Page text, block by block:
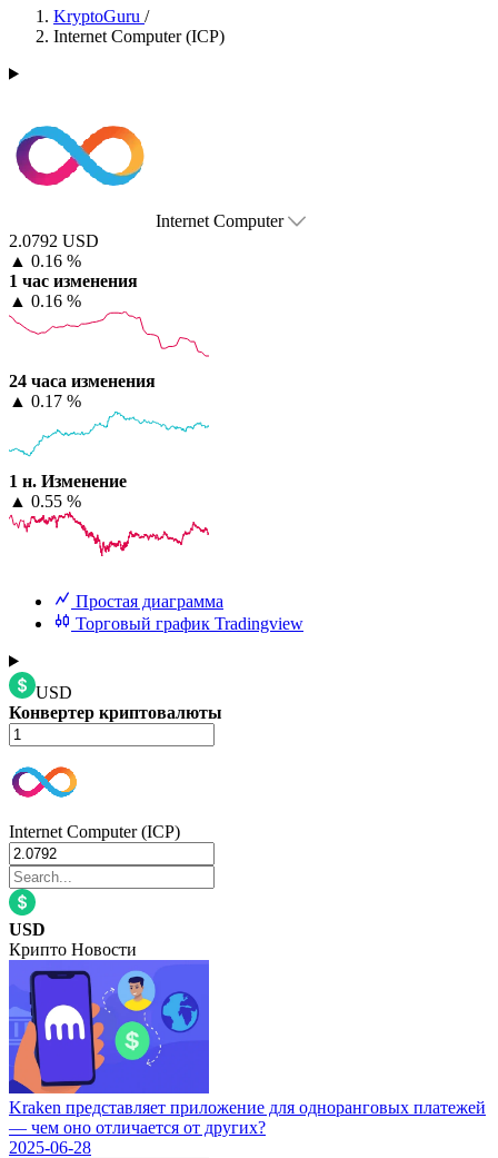
KryptoGuru /
Internet Computer (ICP)
Internet Computer
2.0792 USD
▲ 0.16 %
1 час изменения
▲ 0.16 %
24 часа изменения
▲ 0.17 %
1 н. Изменение
▲ 0.55 %
Простая диаграмма
Торговый график Tradingview
USD
Конвертер криптовалюты
Internet Computer (ICP)
USD
Крипто Новости
Kraken представляет приложение для одноранговых платежей
— чем оно отличается от других?
2025-06-28